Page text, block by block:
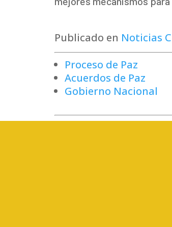
Publicado en Noticias
Proceso de Paz
Acuerdos de Paz
Gobierno Nacional